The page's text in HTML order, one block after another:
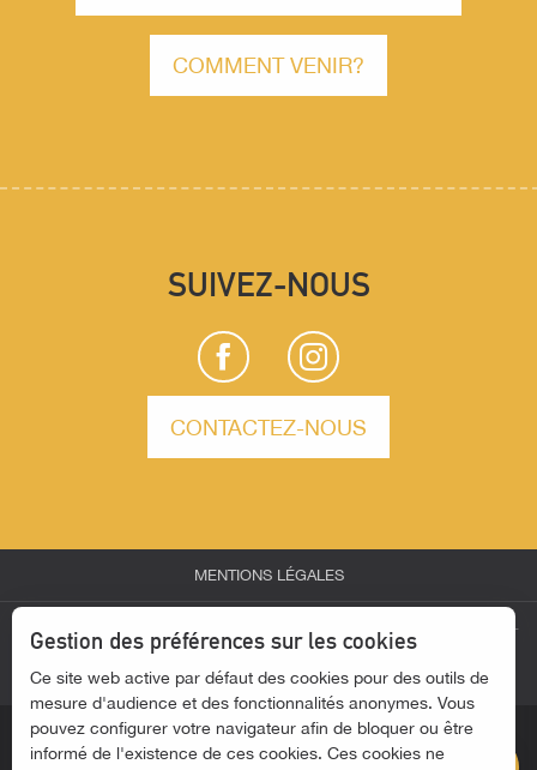
Description
Contacter par
COMMENT VENIR?
SUIVEZ-NOUS
CONTACTEZ-NOUS
MENTIONS LÉGALES
-
ACTUALITÉS - ACCESSIBILITÉ - SITE NON CONFORME
Gestion des préférences sur les cookies
Ce site web active par défaut des cookies pour des outils de
mesure d'audience et des fonctionnalités anonymes. Vous
pouvez configurer votre navigateur afin de bloquer ou être
informé de l'existence de ces cookies. Ces cookies ne